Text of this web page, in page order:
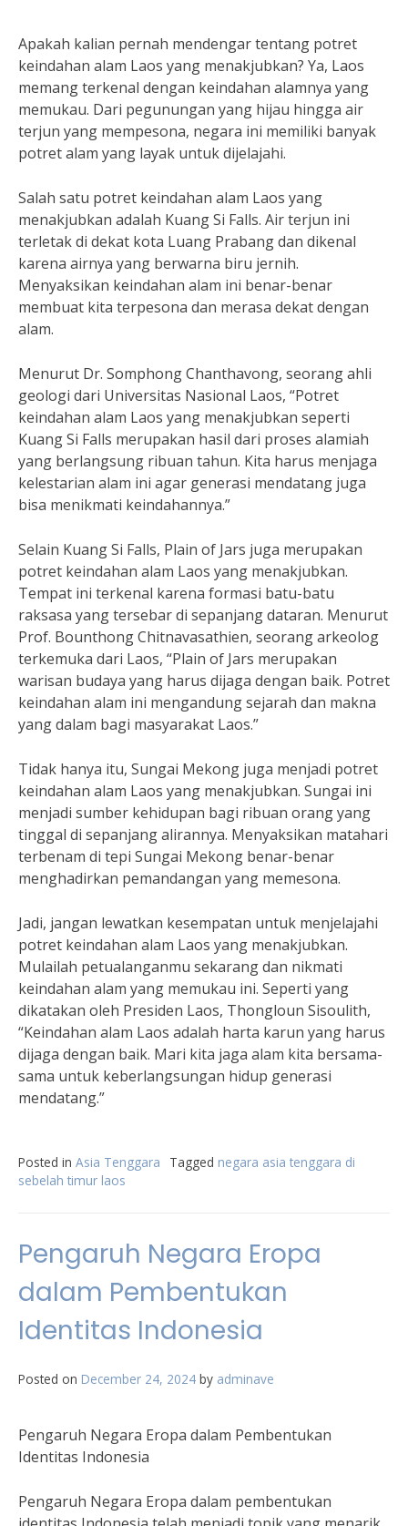
Apakah kalian pernah mendengar tentang potret
keindahan alam Laos yang menakjubkan? Ya, Laos
memang terkenal dengan keindahan alamnya yang
memukau. Dari pegunungan yang hijau hingga air
terjun yang mempesona, negara ini memiliki banyak
potret alam yang layak untuk dijelajahi.
Salah satu potret keindahan alam Laos yang
menakjubkan adalah Kuang Si Falls. Air terjun ini
terletak di dekat kota Luang Prabang dan dikenal
karena airnya yang berwarna biru jernih.
Menyaksikan keindahan alam ini benar-benar
membuat kita terpesona dan merasa dekat dengan
alam.
Menurut Dr. Somphong Chanthavong, seorang ahli
geologi dari Universitas Nasional Laos, “Potret
keindahan alam Laos yang menakjubkan seperti
Kuang Si Falls merupakan hasil dari proses alamiah
yang berlangsung ribuan tahun. Kita harus menjaga
kelestarian alam ini agar generasi mendatang juga
bisa menikmati keindahannya.”
Selain Kuang Si Falls, Plain of Jars juga merupakan
potret keindahan alam Laos yang menakjubkan.
Tempat ini terkenal karena formasi batu-batu
raksasa yang tersebar di sepanjang dataran. Menurut
Prof. Bounthong Chitnavasathien, seorang arkeolog
terkemuka dari Laos, “Plain of Jars merupakan
warisan budaya yang harus dijaga dengan baik. Potret
keindahan alam ini mengandung sejarah dan makna
yang dalam bagi masyarakat Laos.”
Tidak hanya itu, Sungai Mekong juga menjadi potret
keindahan alam Laos yang menakjubkan. Sungai ini
menjadi sumber kehidupan bagi ribuan orang yang
tinggal di sepanjang alirannya. Menyaksikan matahari
terbenam di tepi Sungai Mekong benar-benar
menghadirkan pemandangan yang memesona.
Jadi, jangan lewatkan kesempatan untuk menjelajahi
potret keindahan alam Laos yang menakjubkan.
Mulailah petualanganmu sekarang dan nikmati
keindahan alam yang memukau ini. Seperti yang
dikatakan oleh Presiden Laos, Thongloun Sisoulith,
“Keindahan alam Laos adalah harta karun yang harus
dijaga dengan baik. Mari kita jaga alam kita bersama-
sama untuk keberlangsungan hidup generasi
mendatang.”
Posted in Asia Tenggara Tagged negara asia tenggara di
sebelah timur laos
Pengaruh Negara Eropa
dalam Pembentukan
Identitas Indonesia
Posted on December 24, 2024 by adminave
Pengaruh Negara Eropa dalam Pembentukan
Identitas Indonesia
Pengaruh Negara Eropa dalam pembentukan